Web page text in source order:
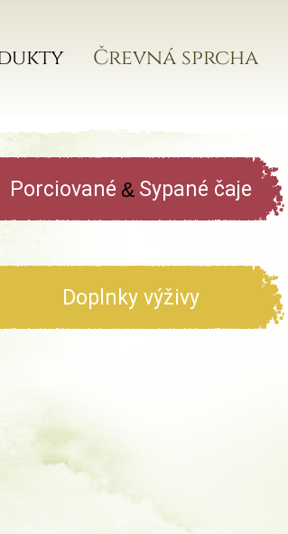
Črevná sprcha
Porciované & Sypané čaje
Doplnky výživy